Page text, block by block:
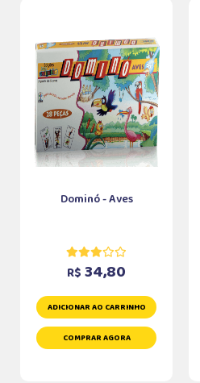
Dominó - Aves
R$ 34,80
ADICIONAR AO CARRINHO
COMPRAR AGORA